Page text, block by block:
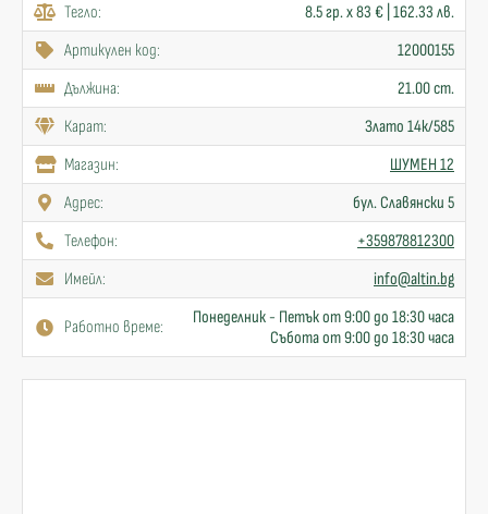
Тегло:
8.5 гр. x 83 € | 162.33 лв.
Артикулен код:
12000155
Дължина:
21.00 cm.
Карат:
Злато 14к/585
Mагазин:
ШУМЕН 12
Адрес:
бул. Славянски 5
Телефон:
+359878812300
Имейл:
info@altin.bg
Работно време:
Понеделник - Петък от 9:00 до 18:30 часа
Събота от 9:00 до 18:30 часа